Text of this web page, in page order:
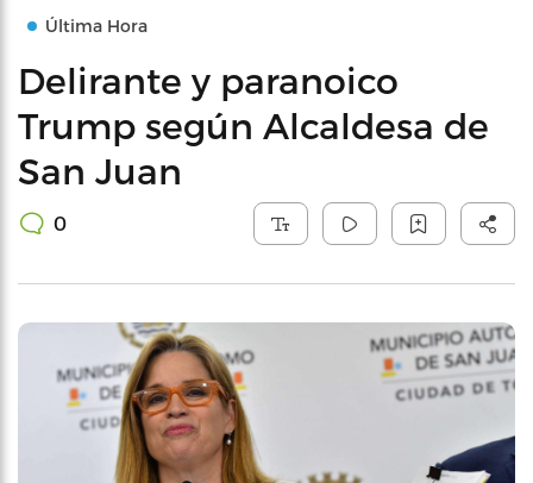
Última Hora
Delirante y paranoico
Trump según Alcaldesa de
San Juan
0